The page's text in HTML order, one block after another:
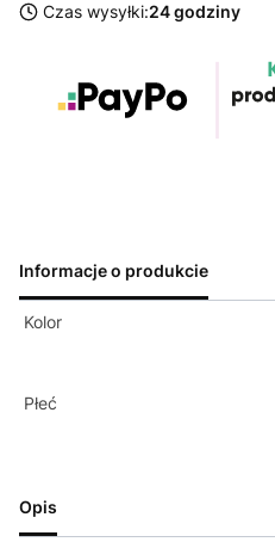
Czas wysyłki:24 godziny
Informacje o produkcie
Kolor
Płeć
Opis